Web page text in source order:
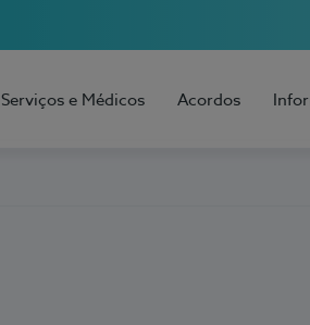
Serviços e Médicos Acordos